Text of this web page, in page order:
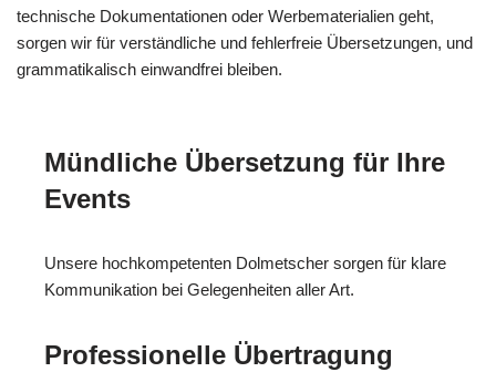
technische Dokumentationen oder Werbematerialien geht,
sorgen wir für verständliche und fehlerfreie Übersetzungen, und
grammatikalisch einwandfrei bleiben.
Mündliche Übersetzung für Ihre
Events
Unsere hochkompetenten Dolmetscher sorgen für klare
Kommunikation bei Gelegenheiten aller Art.
Professionelle Übertragung